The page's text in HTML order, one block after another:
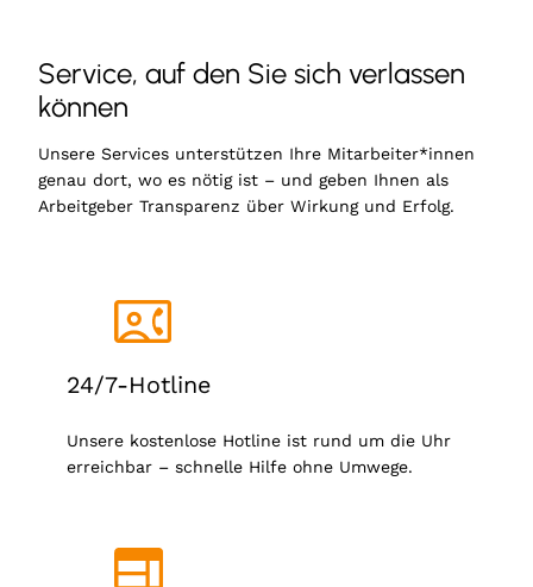
Service, auf den Sie sich verlassen
können
Unsere Services unterstützen Ihre Mitarbeiter*innen
genau dort, wo es nötig ist – und geben Ihnen als
Arbeitgeber Transparenz über Wirkung und Erfolg.
24/7-Hotline
Unsere kostenlose Hotline ist rund um die Uhr
erreichbar – schnelle Hilfe ohne Umwege.